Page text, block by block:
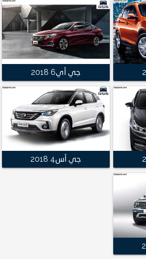
جي أي6 2018
جي أس4 2018